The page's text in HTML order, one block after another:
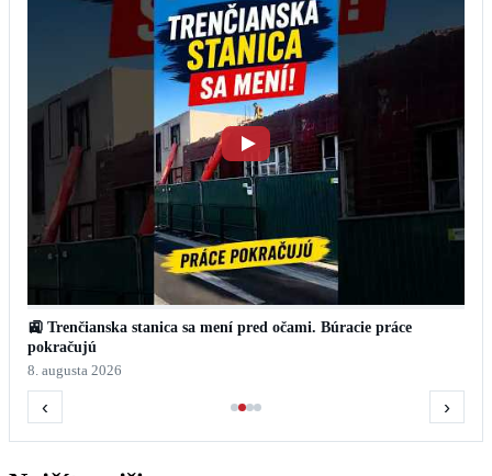
🚉 Trenčianska stanica sa mení pred očami. Búracie práce
pokračujú
8. augusta 2026
‹ ›